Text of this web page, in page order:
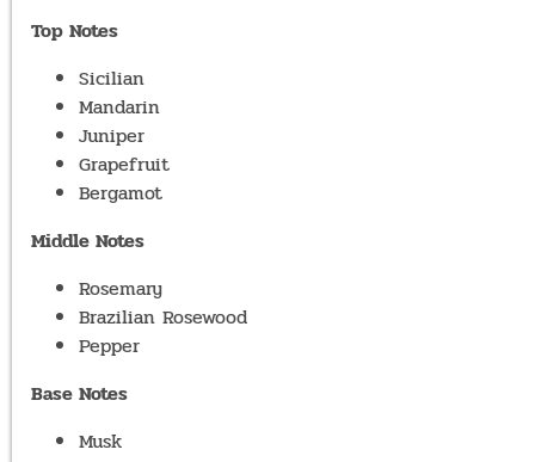
Top Notes
Sicilian
Mandarin
Juniper
Grapefruit
Bergamot
Middle Notes
Rosemary
Brazilian Rosewood
Pepper
Base Notes
Musk